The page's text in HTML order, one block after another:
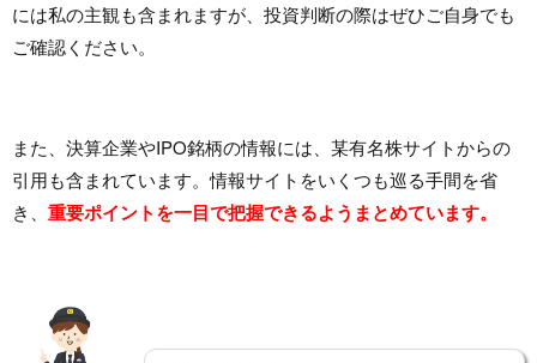
には私の主観も含まれますが、投資判断の際はぜひご自身でも
ご確認ください。
また、決算企業やIPO銘柄の情報には、某有名株サイトからの
引用も含まれています。情報サイトをいくつも巡る手間を省
き、 重要ポイントを一目で把握できるようまとめています。